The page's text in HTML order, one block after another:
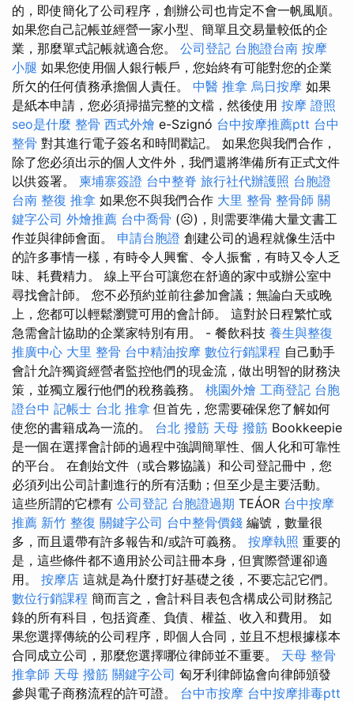
的，即使簡化了公司程序，創辦公司也肯定不會一帆風順。
如果您自己記帳並經營一家小型、簡單且交易量較低的企
業，那麼單式記帳就適合您。 公司登記 台胞證台南 按摩
小腿 如果您使用個人銀行帳戶，您始終有可能對您的企業
所欠的任何債務承擔個人責任。 中醫 推拿 烏日按摩 如果
是紙本申請，您必須掃描完整的文檔，然後使用 按摩 證照
seo是什麼 整骨 西式外燴 e-Szignó 台中按摩推薦ptt 台中
整骨 對其進行電子簽名和時間戳記。 如果您與我們合作，
除了您必須出示的個人文件外，我們還將準備所有正式文件
以供簽署。 柬埔寨簽證 台中整脊 旅行社代辦護照 台胞證
台南 整復 推拿 如果您不與我們合作 大里 整骨 整骨師 關
鍵字公司 外燴推薦 台中喬骨 (☹)，則需要準備大量文書工
作並與律師會面。 申請台胞證 創建公司的過程就像生活中
的許多事情一樣，有時令人興奮、令人振奮，有時又令人乏
味、耗費精力。 線上平台可讓您在舒適的家中或辦公室中
尋找會計師。 您不必預約並前往參加會議；無論白天或晚
上，您都可以輕鬆瀏覽可用的會計師。 這對於日程繁忙或
急需會計協助的企業家特別有用。 - 餐飲科技 養生與整復
推廣中心 大里 整骨 台中精油按摩 數位行銷課程 自己動手
會計允許獨資經營者監控他們的現金流，做出明智的財務決
策，並獨立履行他們的稅務義務。 桃園外燴 工商登記 台胞
證台中 記帳士 台北 推拿 但首先，您需要確保您了解如何
使您的書籍成為一流的。 台北 撥筋 天母 撥筋 Bookkeepie
是一個在選擇會計師的過程中強調簡單性、個人化和可靠性
的平台。 在創始文件（或合夥協議）和公司登記冊中，您
必須列出公司計劃進行的所有活動；但至少是主要活動。
這些所謂的它標有 公司登記 台胞證過期 TEÁOR 台中按摩
推薦 新竹 整復 關鍵字公司 台中整骨價錢 編號，數量很
多，而且還帶有許多報告和/或許可義務。 按摩執照 重要的
是，這些條件都不適用於公司註冊本身，但實際營運卻適
用。 按摩店 這就是為什麼打好基礎之後，不要忘記它們。
數位行銷課程 簡而言之，會計科目表包含構成公司財務記
錄的所有科目，包括資產、負債、權益、收入和費用。 如
果您選擇傳統的公司程序，即個人合同，並且不想根據樣本
合同成立公司，那麼您選擇哪位律師並不重要。 天母 整骨
推拿師 天母 撥筋 關鍵字公司 匈牙利律師協會向律師頒發
參與電子商務流程的許可證。 台中市按摩 台中按摩排毒ptt